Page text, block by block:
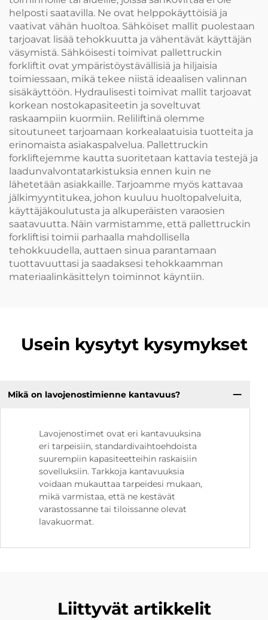
helposti saatavilla. Ne ovat helppokäyttöisiä ja
vaativat vähän huoltoa. Sähköiset mallit puolestaan
tarjoavat lisää tehokkuutta ja vähentävät käyttäjän
väsymistä. Sähköisesti toimivat pallettruckin
forkliftit ovat ympäristöystävällisiä ja hiljaisia
toimiessaan, mikä tekee niistä ideaalisen valinnan
sisäkäyttöön. Hydraulisesti toimivat mallit tarjoavat
korkean nostokapasiteetin ja soveltuvat
raskaampiin kuormiin. Reliliftinä olemme
sitoutuneet tarjoamaan korkealaatuisia tuotteita ja
erinomaista asiakaspalvelua. Pallettruckin
forkliftejemme kautta suoritetaan kattavia testejä ja
laadunvalvontatarkistuksia ennen kuin ne
lähetetään asiakkaille. Tarjoamme myös kattavaa
jälkimyyntitukea, johon kuuluu huoltopalveluita,
käyttäjäkoulutusta ja alkuperäisten varaosien
saatavuutta. Näin varmistamme, että pallettruckin
forkliftisi toimii parhaalla mahdollisella
tehokkuudella, auttaen sinua parantamaan
tuottavuuttasi ja saadaksesi tehokkaamman
materiaalinkäsittelyn toiminnot käyntiin.
Usein kysytyt kysymykset
Mikä on lavojenostimienne kantavuus?
Lavojenostimet ovat eri kantavuuksina
eri tarpeisiin, standardivaihtoehdoista
suurempiin kapasiteetteihin raskaisiin
sovelluksiin. Tarkkoja kantavuuksia
voidaan mukauttaa tarpeidesi mukaan,
mikä varmistaa, että ne kestävät
varastossanne tai tiloissanne olevat
lavakuormat.
Liittyvät artikkelit